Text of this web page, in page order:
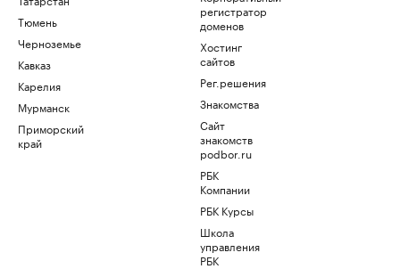
Тюмень
Черноземье
Кавказ
Карелия
Мурманск
Приморский
край
регистратор
доменов
Хостинг
сайтов
Рег.решения
Знакомства
Сайт
знакомств
podbor.ru
РБК
Компании
РБК Курсы
Школа
управления
РБК